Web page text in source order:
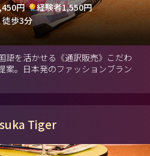
円
経験者1,550円
徒歩3分
語を活かせる《通訳販売》こだわ
案。日本発のファッションブラン
Tiger